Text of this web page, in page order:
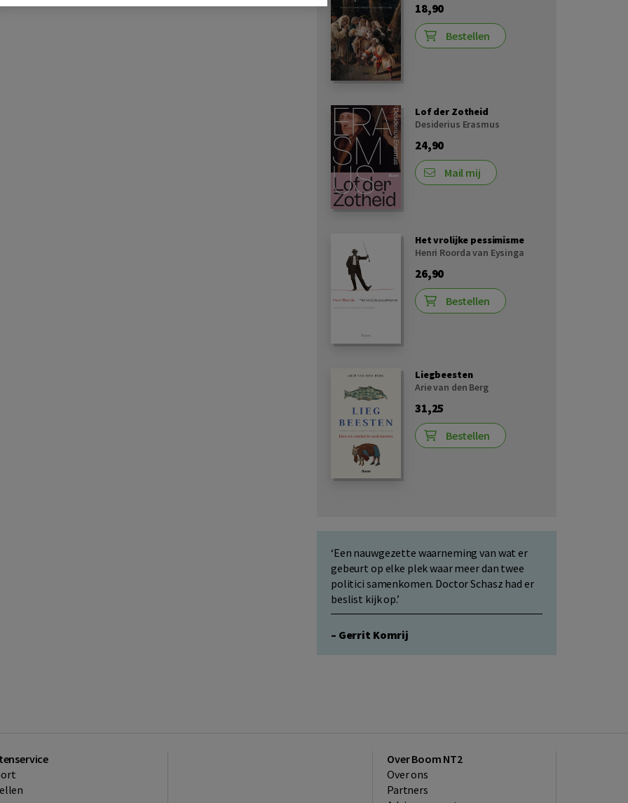
18,90
Bestellen
Lof der Zotheid
Desiderius Erasmus
24,90
Mail mij
Het vrolijke pessimisme
Henri Roorda van Eysinga
26,90
Bestellen
Liegbeesten
Arie van den Berg
31,25
Bestellen
‘Een nauwgezette waarneming van wat er
gebeurt op elke plek waar meer dan twee
politici samenkomen. Doctor Schasz had er
beslist kijk op.’
– Gerrit Komrij
Over Boom NT2
Over ons
Partners